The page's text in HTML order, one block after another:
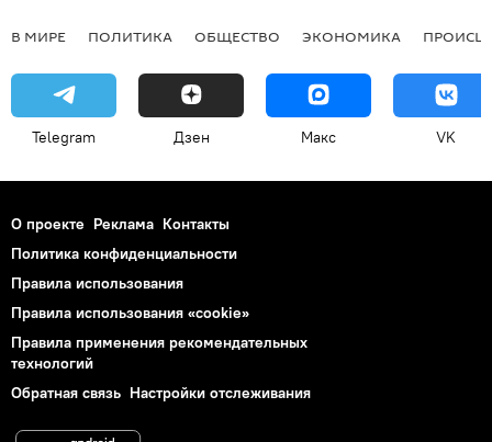
В МИРЕ ПОЛИТИКА ОБЩЕСТВО ЭКОНОМИКА
Telegram Дзен Макс VK
О проекте Реклама Контакты
Политика конфиденциальности
Правила использования
Правила использования «cookie»
Правила применения рекомендательных
технологий
Обратная связь Настройки отслеживания